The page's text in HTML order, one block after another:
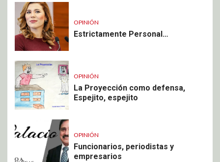
OPINIÓN
Estrictamente Personal…
OPINIÓN
La Proyección como defensa,
Espejito, espejito
OPINIÓN
Funcionarios, periodistas y
empresarios